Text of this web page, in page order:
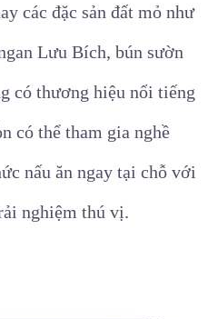
các đặc sản đất mỏ như
Lưu Bích, bún sườn
có thương hiệu nổi tiếng
có thể tham gia nghề
nấu ăn ngay tại chỗ với
nghiệm thú vị.